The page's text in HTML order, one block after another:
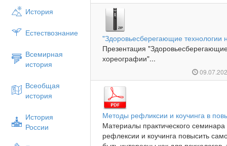
История
Естествознание
Всемирная
история
Всеобщая
история
История
России
"Здоровьесберегающие технологии
Презентация
хореографии"...
Методы рефликсии и коучинга в
Материалы практического
рефлексии и коучинга повысить